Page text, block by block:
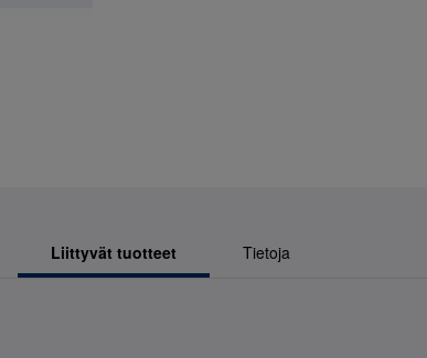
Liittyvät tuotteet Tietoja